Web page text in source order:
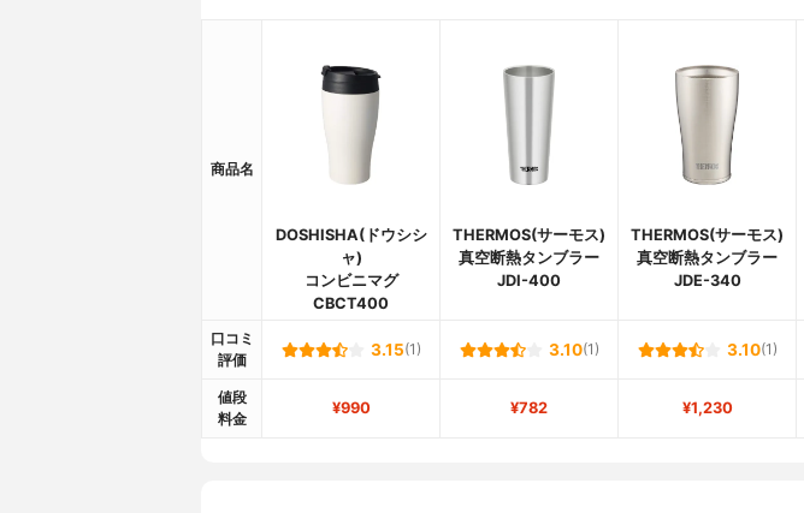
商品名
DOSHISHA(ドウシシ
ャ)
コンビニマグ
CBCT400
THERMOS(サーモス)
真空断熱タンブラー
JDI-400
THERMOS(サーモス)
真空断熱タンブラー
JDE-340
口コミ
評価
3.15(1) 3.10(1) 3.10(1)
値段
料金
¥990 ¥782 ¥1,230